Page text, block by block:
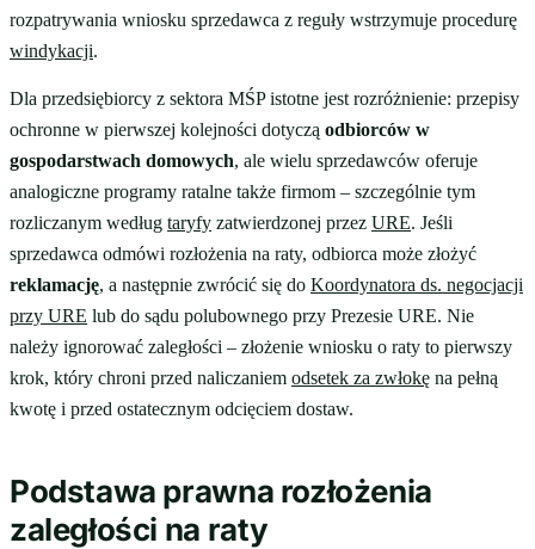
rozpatrywania wniosku sprzedawca z reguły wstrzymuje procedurę
windykacji.
Dla przedsiębiorcy z sektora MŚP istotne jest rozróżnienie: przepisy
ochronne w pierwszej kolejności dotyczą odbiorców w
gospodarstwach domowych, ale wielu sprzedawców oferuje
analogiczne programy ratalne także firmom – szczególnie tym
rozliczanym według taryfy zatwierdzonej przez URE. Jeśli
sprzedawca odmówi rozłożenia na raty, odbiorca może złożyć
reklamację, a następnie zwrócić się do Koordynatora ds. negocjacji
przy URE lub do sądu polubownego przy Prezesie URE. Nie
należy ignorować zaległości – złożenie wniosku o raty to pierwszy
krok, który chroni przed naliczaniem odsetek za zwłokę na pełną
kwotę i przed ostatecznym odcięciem dostaw.
Podstawa prawna rozłożenia
zaległości na raty